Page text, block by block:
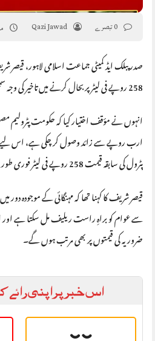
Qazi Jawad مئ
صدر پبلک ایڈ کمیٹی جماعت اسلامی لاہور،
258 روپے فی لیٹر پر بحال کرنے میں تاخیر کی وجہ سمجھ سے بالاتر ہے۔
ارب روپے سے زائد وصول کر چکی ہے، اس
پٹرول کی سابقہ قیمت 258 روپے فی لیٹر فوری طور پر بحال کی جائے۔
قیصر شریف کا کہنا تھا کہ مہنگائی کے موجودہ دور
سے عوام کو براہِ راست ریلیف مل سکتا ہے
ضروریہ کی قیمتوں پر بھی مرتب ہوں گے۔
اس خبر پر اپنی رائے